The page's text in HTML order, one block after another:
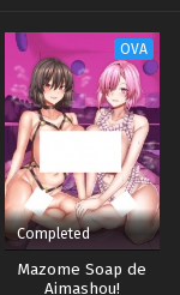
OVA
Completed
Mazome Soap de
Aimashou!